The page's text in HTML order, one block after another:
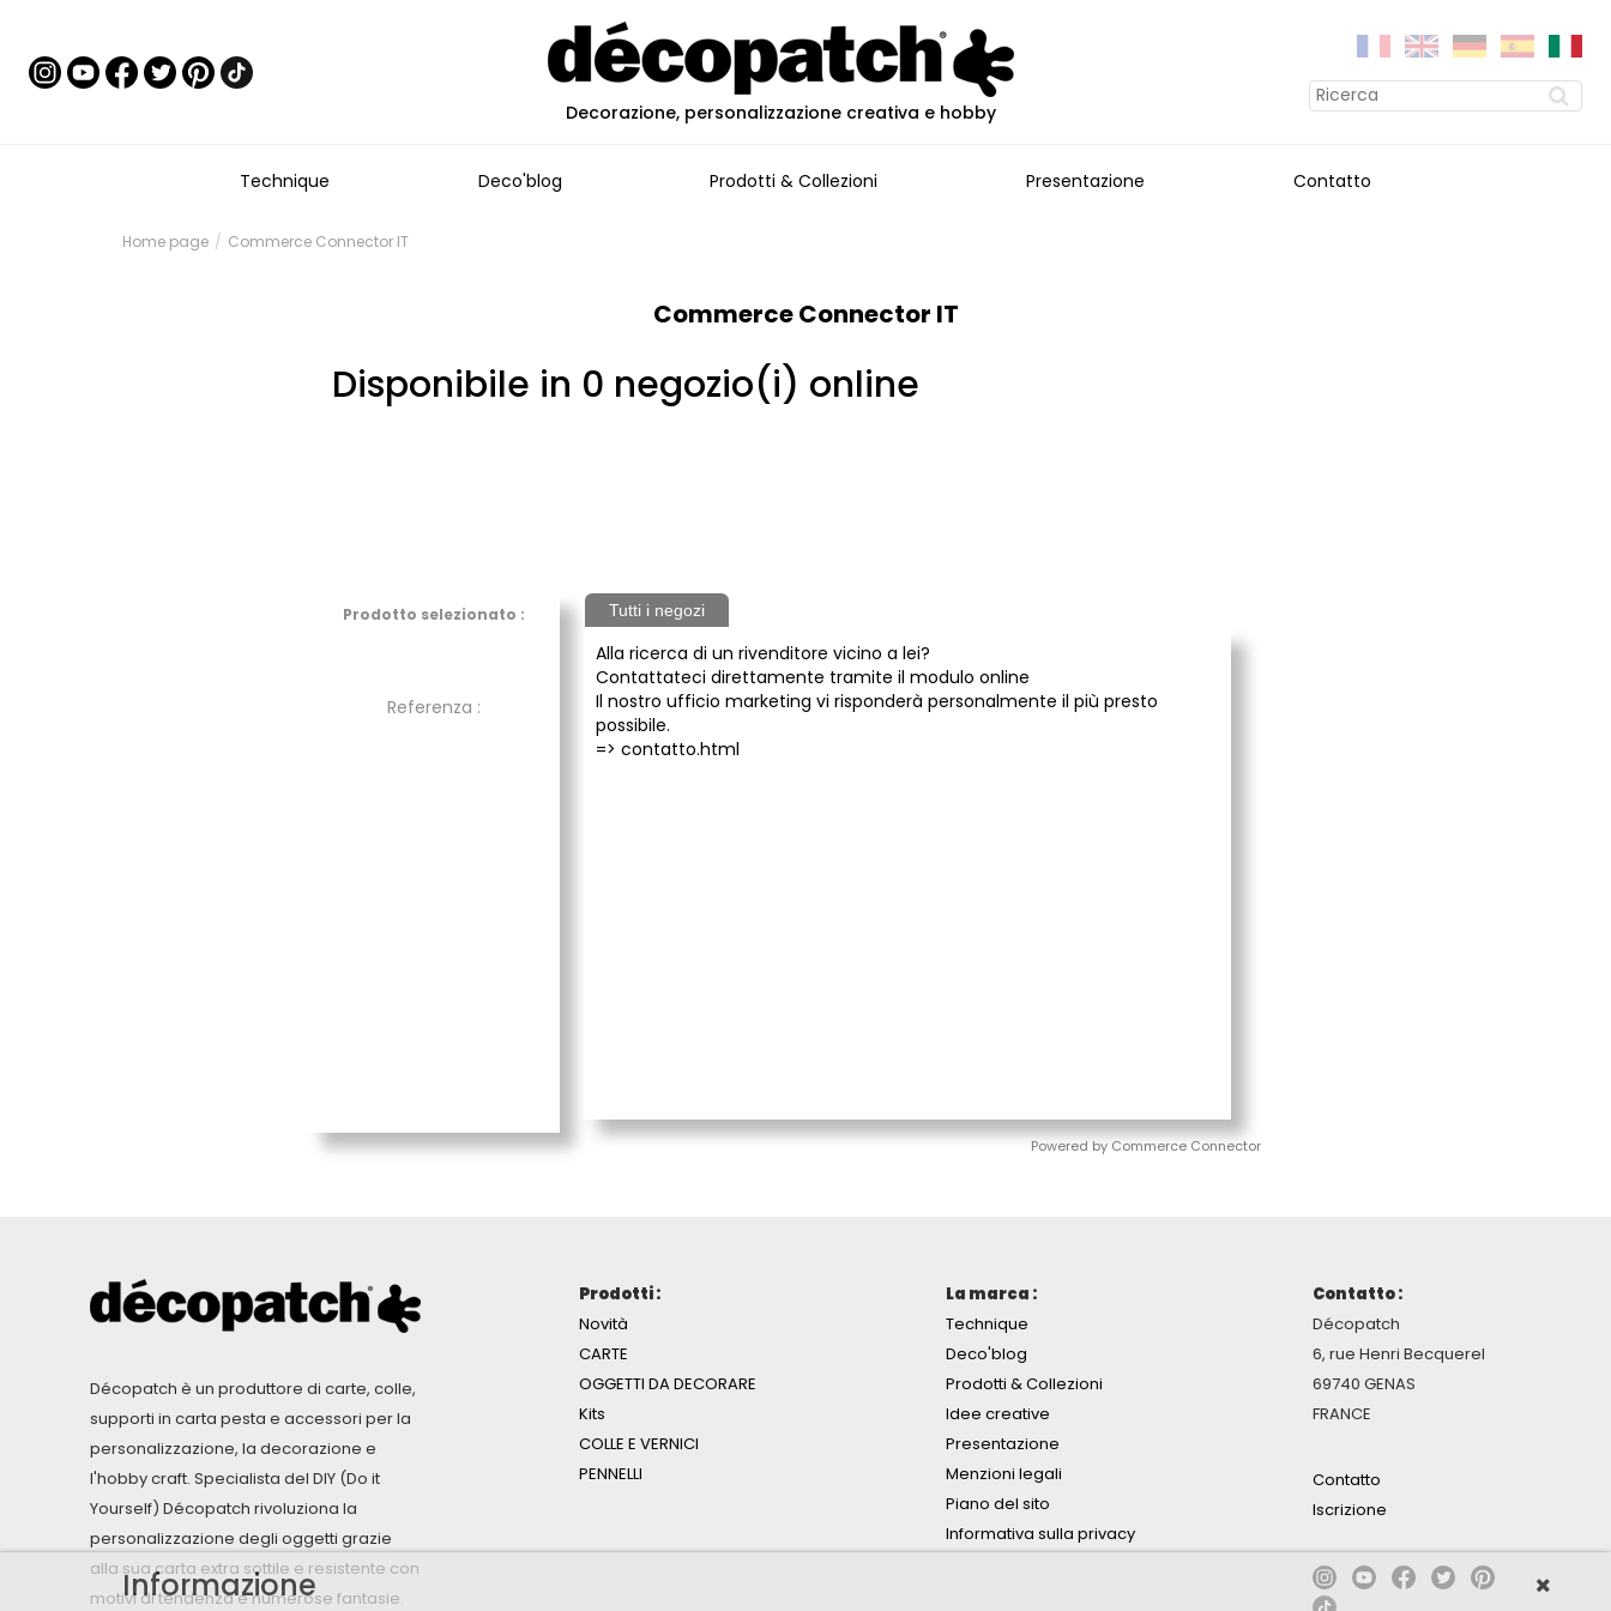
Decorazione, personalizzazione creativa e hobby
Technique Deco'blog Prodotti & Collezioni Presentazione Contatto
Home page Commerce Connector IT
Commerce Connector IT
Disponibile in 0 negozio(i) online
Prodotto selezionato :
Referenza :
Tutti i negozi
Alla ricerca di un rivenditore vicino a lei?
Contattateci direttamente tramite il modulo online
Il nostro ufficio marketing vi risponderà personalmente il più presto
possibile.
=> contatto.html
Powered by Commerce Connector
Décopatch è un produttore di carte, colle,
supporti in carta pesta e accessori per la
personalizzazione, la decorazione e
l'hobby craft. Specialista del DIY (Do it
Yourself) Décopatch rivoluziona la
personalizzazione degli oggetti grazie
alla sua carta extra sottile e resistente con
motivi di tendenza e numerose fantasie.
Prodotti :
Novità
CARTE
OGGETTI DA DECORARE
Kits
COLLE E VERNICI
PENNELLI
La marca :
Technique
Deco'blog
Prodotti & Collezioni
Idee creative
Presentazione
Menzioni legali
Piano del sito
Informativa sulla privacy
Contatto :
Décopatch
6, rue Henri Becquerel
69740 GENAS
FRANCE
Contatto
Iscrizione
Informazione